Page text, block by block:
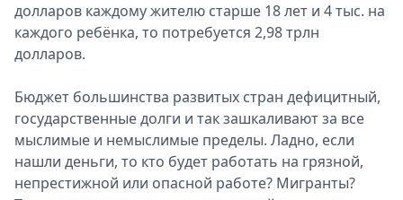
долларов каждому жителю старше 18 лет и 4 тыс. на
каждого ребёнка, то потребуется 2,98 трлн
долларов.
Бюджет большинства развитых стран дефицитный,
государственные долги и так зашкаливают за все
мыслимые и немыслимые пределы. Ладно, если
нашли деньги, то кто будет работать на грязной,
непрестижной или опасной работе? Мигранты?